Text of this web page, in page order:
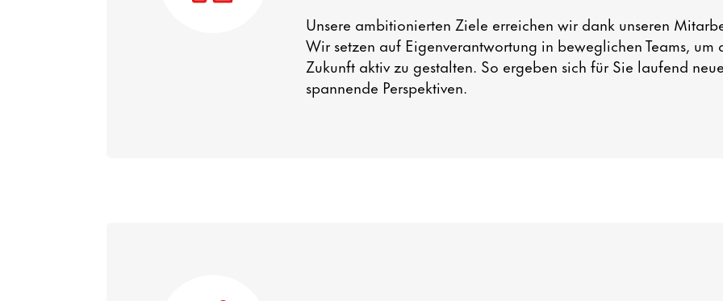
Unsere ambitionierten Ziele erreichen wir dank unseren
Wir setzen auf Eigenverantwortung in beweglichen Teams, um
Zukunft aktiv zu gestalten. So ergeben sich für Sie laufend
spannende Perspektiven.